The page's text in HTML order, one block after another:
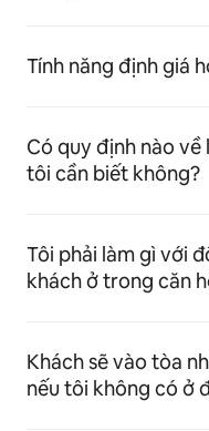
Tính năng định giá
Có quy định nào
tôi cần biết không?
Tôi phải làm gì với
khách ở trong căn
Khách sẽ vào tòa
nếu tôi không có ở